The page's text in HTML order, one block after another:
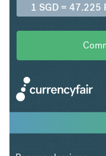
1 SGD = 47.225